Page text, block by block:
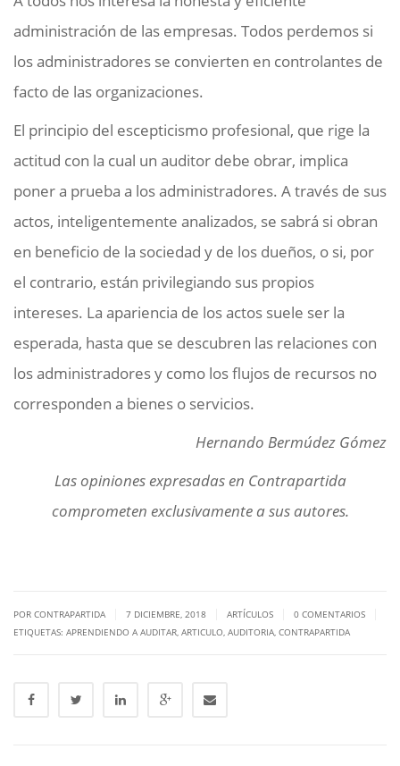
administración de las empresas. Todos perdemos si
los administradores se convierten en controlantes de
facto de las organizaciones.
El principio del escepticismo profesional, que rige la
actitud con la cual un auditor debe obrar, implica
poner a prueba a los administradores. A través de sus
actos, inteligentemente analizados, se sabrá si obran
en beneficio de la sociedad y de los dueños, o si, por
el contrario, están privilegiando sus propios
intereses. La apariencia de los actos suele ser la
esperada, hasta que se descubren las relaciones con
los administradores y como los flujos de recursos no
corresponden a bienes o servicios.
Hernando Bermúdez Gómez
Las opiniones expresadas en Contrapartida
comprometen exclusivamente a sus autores.
POR CONTRAPARTIDA 7 DICIEMBRE, 2018 ARTÍCULOS 0 COMENTARIOS
ETIQUETAS: APRENDIENDO A AUDITAR ARTICULO AUDITORIA CONTRAPARTIDA